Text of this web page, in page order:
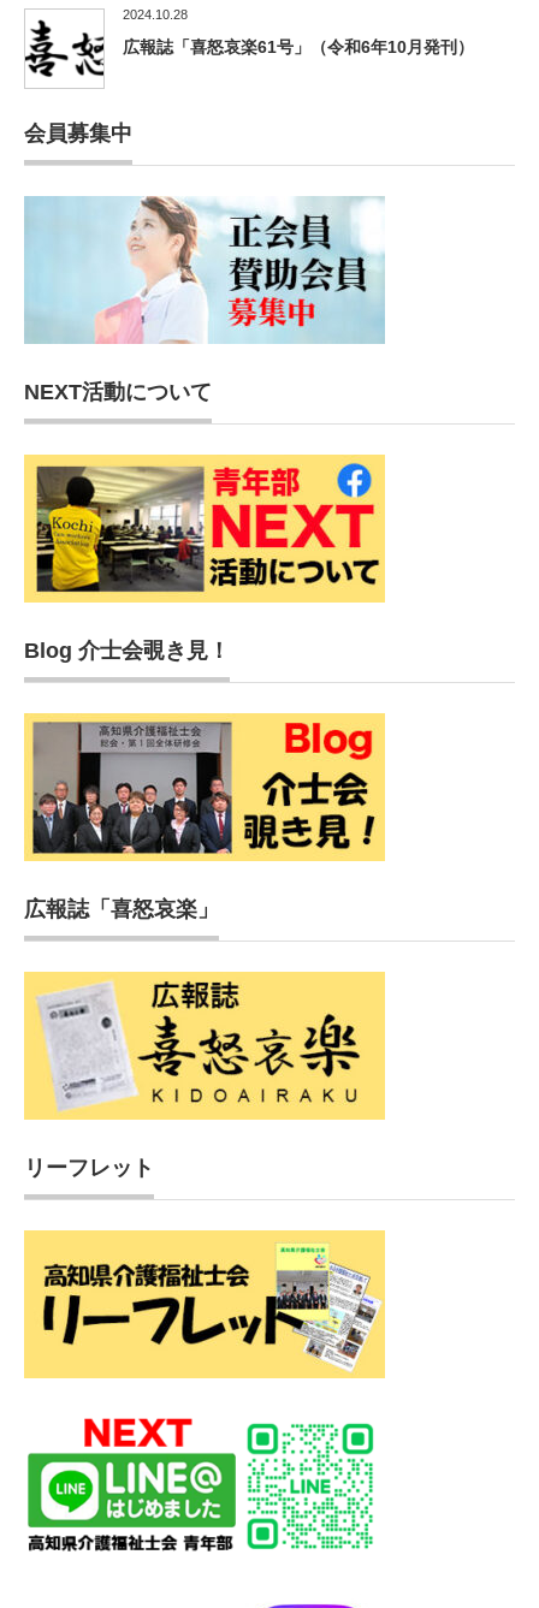
2024.10.28
広報誌「喜怒哀楽61号」（令和6年10月発刊）
会員募集中
NEXT活動について
Blog 介士会覗き見！
広報誌「喜怒哀楽」
リーフレット